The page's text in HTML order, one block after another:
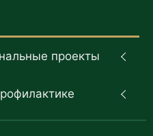
проекты